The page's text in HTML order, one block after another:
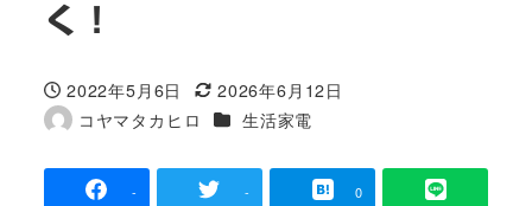
く！
投稿日
2022年5月6日
更新日
2026年6月12日
著
コヤマタカヒロ カテゴリー
生活家電
- - 0